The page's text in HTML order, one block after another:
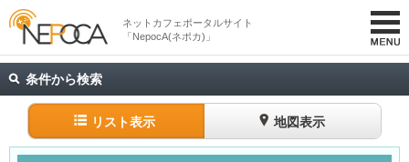
ネットカフェポータルサイト
「NepocA(ネポカ)」
条件から検索
リスト表示 地図表示